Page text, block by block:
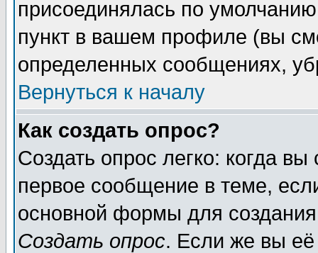
присоединялась по
пункт в вашем профиле (вы
определенных сообщениях,
Вернуться к началу
Как создать опрос?
Создать опрос легко: когда
первое сообщение в теме,
основной формы для
Создать опрос. Если же вы её